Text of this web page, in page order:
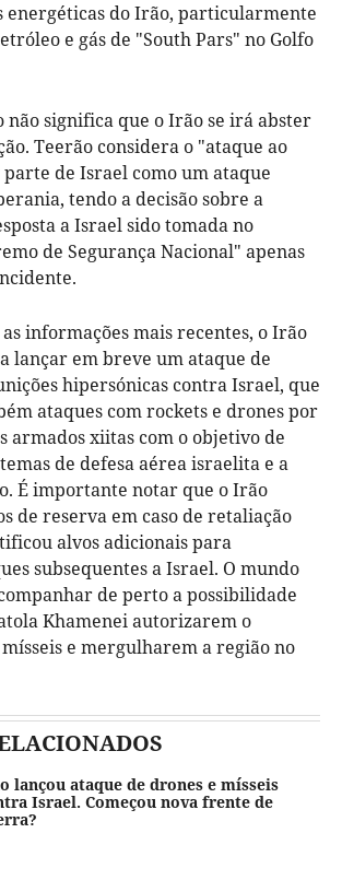
do Irão, particularmente
e gás de "South Pars" no Golfo
não significa que o Irão se irá abster
Teerão considera o "ataque ao
de Israel como um ataque
tendo a decisão sobre a
a Israel sido tomada no
de Segurança Nacional" apenas
informações mais recentes, o Irão
lançar em breve um ataque de
hipersónicas contra Israel, que
ataques com rockets e drones por
armados xiitas com o objetivo de
de defesa aérea israelita e a
É importante notar que o Irão
de reserva em caso de retaliação
alvos adicionais para
subsequentes a Israel. O mundo
de perto a possibilidade
Khamenei autorizarem o
e mergulharem a região no
lançou ataque de drones e mísseis
Israel. Começou nova frente de